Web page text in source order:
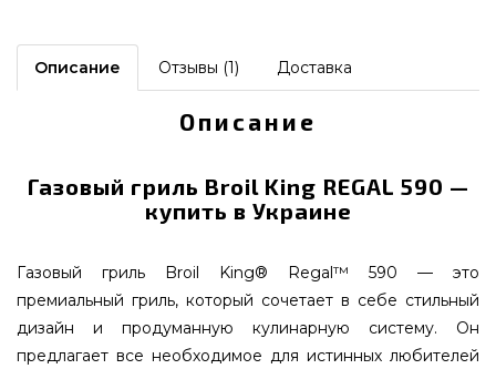
Описание Отзывы (1) Доставка
Описание
Газовый гриль Broil King REGAL 590 —
купить в Украине
Газовый гриль Broil King® Regal™ 590 — это
премиальный гриль, который сочетает в себе стильный
дизайн и продуманную кулинарную систему. Он
предлагает все необходимое для истинных любителей